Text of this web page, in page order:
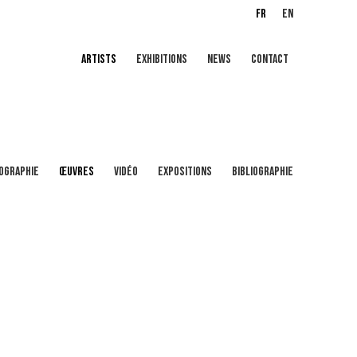
ARTISTS EXHIBITIONS NEWS CONTACT
FR EN
ŒUVRES VIDÉO EXPOSITIONS BIBLIOGRAPHIE